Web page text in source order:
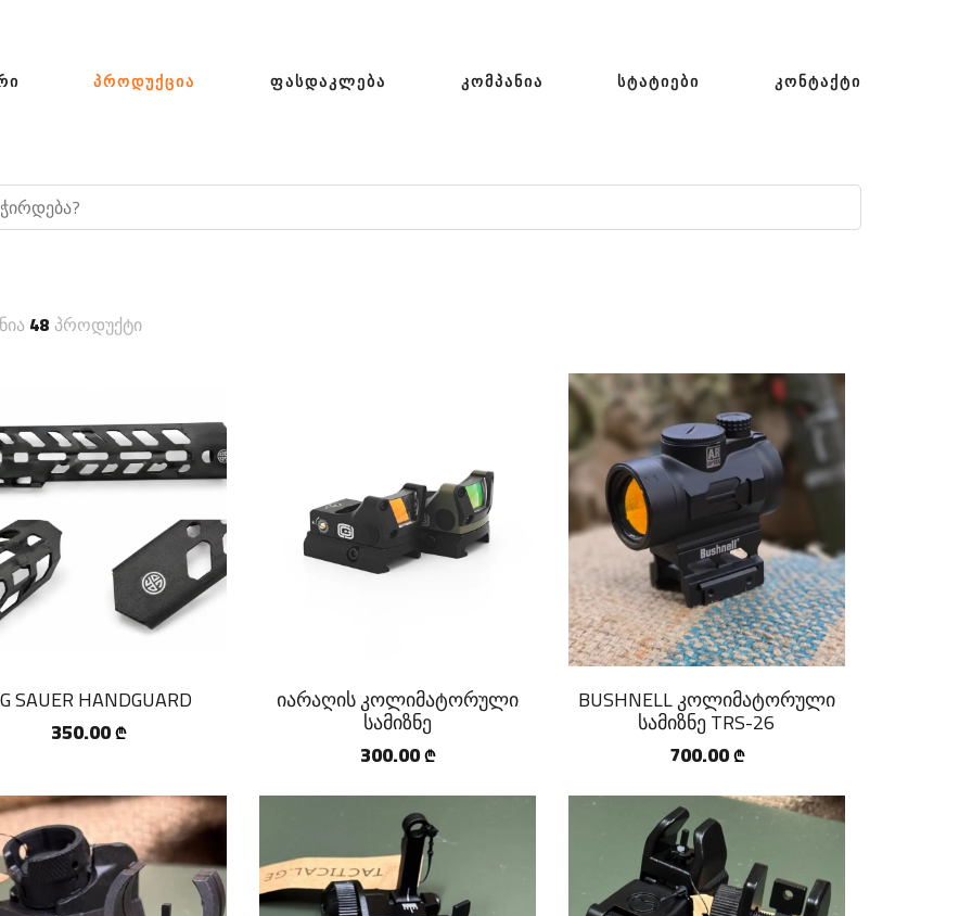
ᲞᲠᲝᲓᲣᲥᲪᲘᲐ ᲤᲐᲡᲓᲐᲙᲚᲔᲑᲐ ᲙᲝᲛᲞᲐᲜᲘᲐ ᲡᲢᲐᲢᲘᲔᲑᲘ ᲙᲝᲜᲢᲐᲥᲢᲘ
48 პროდუქტი
SAUER HANDGUARD
350.00 ₾
იარაღის კოლიმატორული
სამიზნე
300.00 ₾
BUSHNELL კოლიმატორული
სამიზნე TRS-26
700.00 ₾